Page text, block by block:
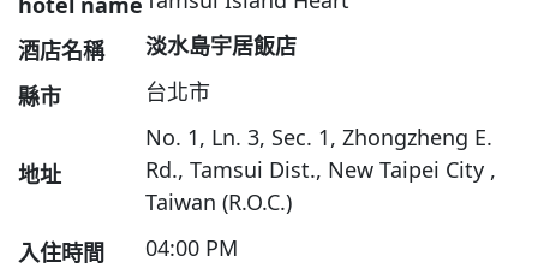
酒店名稱
淡水島宇居飯店
縣市
台北市
地址
No. 1, Ln. 3, Sec. 1, Zhongzheng E.
Rd., Tamsui Dist., New Taipei City ,
Taiwan (R.O.C.)
入住時間
04:00 PM